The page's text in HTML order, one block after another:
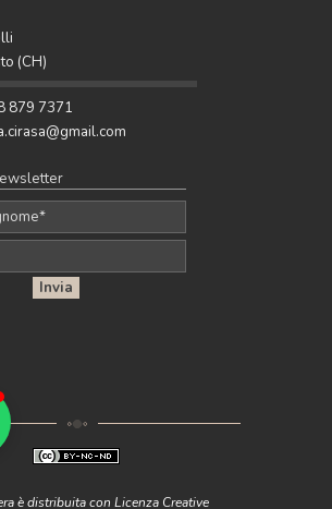
(CH)
879 7371
palette raffinate con
caramello e ruggine per
è distribuita con Licenza Creative